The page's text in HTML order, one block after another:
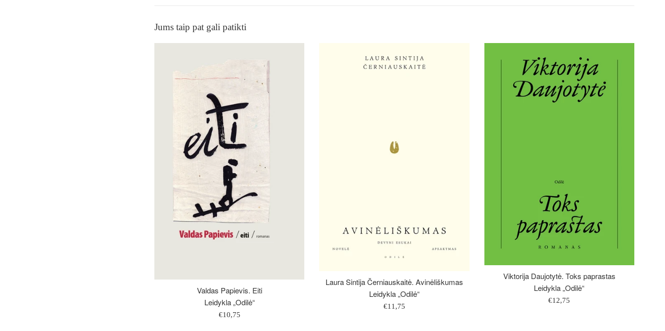
Jums taip pat gali patikti
Valdas Papievis. Eiti
Leidykla „Odilė“
Įprasta
€10,75
Laura Sintija Černiauskaitė. Avinėliškumas
Leidykla „Odilė“
Įprasta
€11,75
Viktorija Daujotytė. Toks paprastas
Leidykla „Odilė“
Įprasta
€12,75